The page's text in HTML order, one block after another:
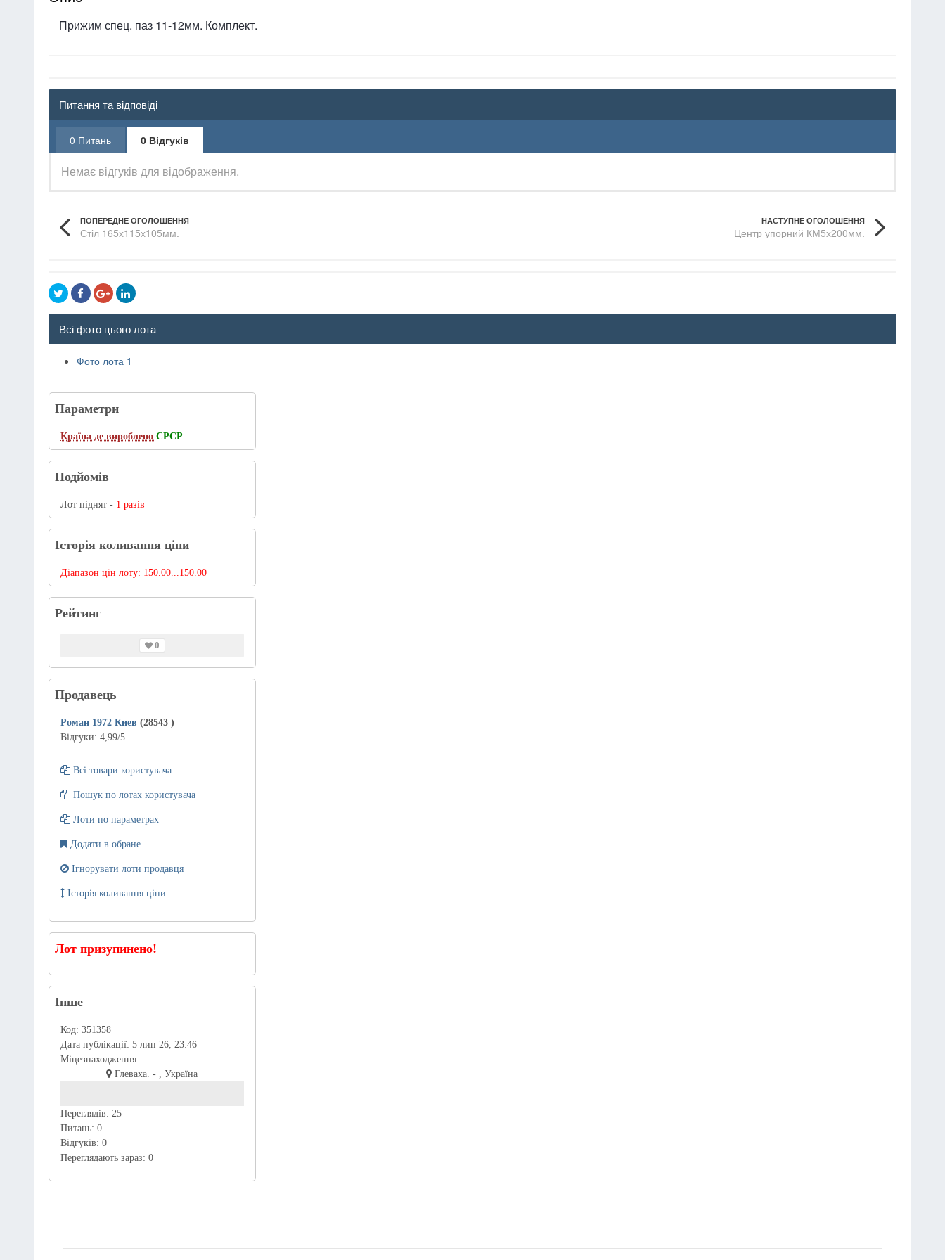
Прижим спец. паз 11-12мм. Комплект.
Питання та відповіді
0 Питань 0 Відгуків
Немає відгуків для відображення.
ПОПЕРЕДНЕ ОГОЛОШЕННЯ
Стіл 165х115х105мм.
НАСТУПНЕ ОГОЛОШЕННЯ
Центр упорний КМ5х200мм.
Всі фото цього лота
Фото лота 1
Параметри
Країна де вироблено СРСР
Подйомів
Лот піднят - 1 разів
Історія коливання ціни
Діапазон цін лоту: 150.00...150.00
Рейтинг
0
Продавець
Роман 1972 Киев (28543 )
Відгуки: 4,99/5
Всі товари користувача
Пошук по лотах користувача
Лоти по параметрах
Додати в обране
Ігнорувати лоти продавця
Історія коливання ціни
Лот призупинено!
Інше
Код: 351358
Дата публікації: 5 лип 26, 23:46
Міцезнаходження:
Глеваха. - , Україна
Переглядів: 25
Питань: 0
Відгуків: 0
Переглядають зараз: 0